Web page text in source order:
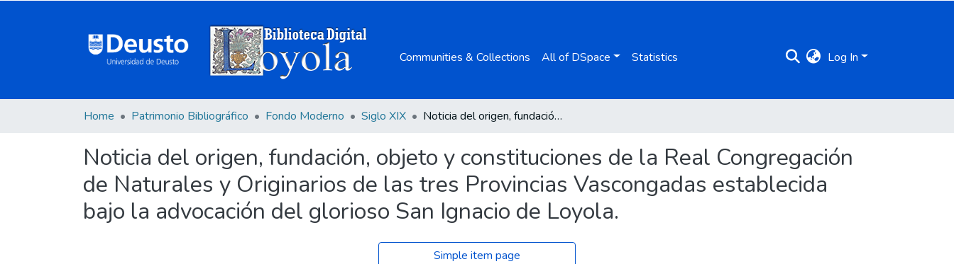
Communities & Collections All of DSpace Statistics Log In
Home Patrimonio Bibliográfico Fondo Moderno Siglo XIX Noticia del origen, fundación, objeto y constituciones de la Real Congregación de Naturales y Originarios de las tres Provincias Vascongadas establecida bajo la advocación del glorioso San Ignacio de Loyola.
Noticia del origen, fundación, objeto y constituciones de la Real Congregación
de Naturales y Originarios de las tres Provincias Vascongadas establecida
bajo la advocación del glorioso San Ignacio de Loyola.
Simple item page